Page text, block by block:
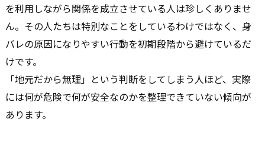
を利用しながら関係を成立させている人は珍しくありませ
ん。その人たちは特別なことをしているわけではなく、身
バレの原因になりやすい行動を初期段階から避けているだ
けです。
「地元だから無理」という判断をしてしまう人ほど、実際
には何が危険で何が安全なのかを整理できていない傾向が
あります。